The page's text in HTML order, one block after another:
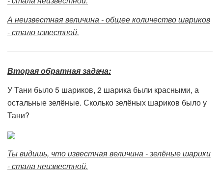
А неизвестная величина - общее количество шариков
- стало известной.
Вторая обратная задача:
У Тани было 5 шариков, 2 шарика были красными, а
остальные зелёные. Сколько зелёных шариков было у
Тани?
Ты видишь, что известная величина - зелёные шарики
- стала неизвестной.